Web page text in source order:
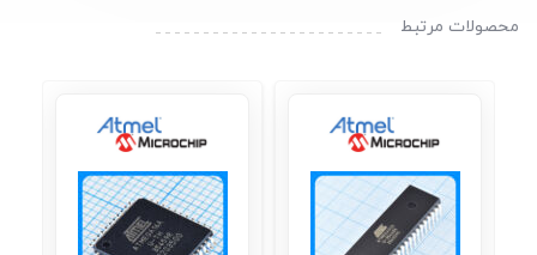
محصولات مرتبط